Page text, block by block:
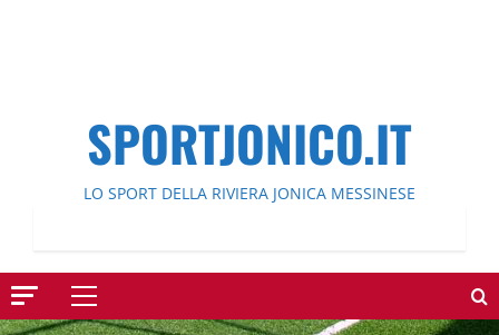
SPORTJONICO.IT
LO SPORT DELLA RIVIERA JONICA MESSINESE
Menu